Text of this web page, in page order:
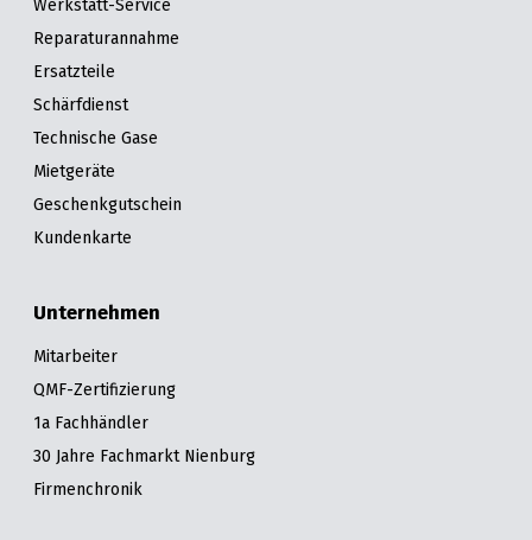
Reparaturannahme
Ersatzteile
Schärfdienst
Technische Gase
Mietgeräte
Geschenkgutschein
Kundenkarte
Unternehmen
Mitarbeiter
QMF-Zertifizierung
1a Fachhändler
30 Jahre Fachmarkt Nienburg
Firmenchronik